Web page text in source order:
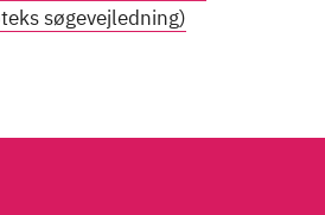
søgevejledning)